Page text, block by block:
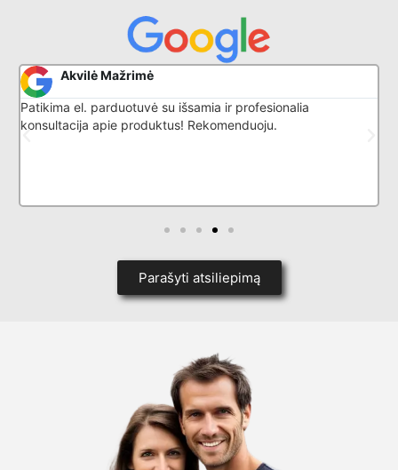
Akvilė Mažrimė
Patikima el. parduotuvė su išsamia ir profesionalia
konsultacija apie produktus! Rekomenduoju.
Parašyti atsiliepimą